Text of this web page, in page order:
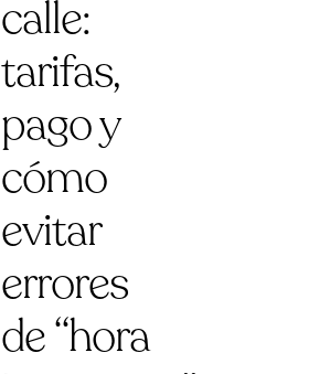
calle:
tarifas,
pago y
cómo
evitar
errores
de “hora